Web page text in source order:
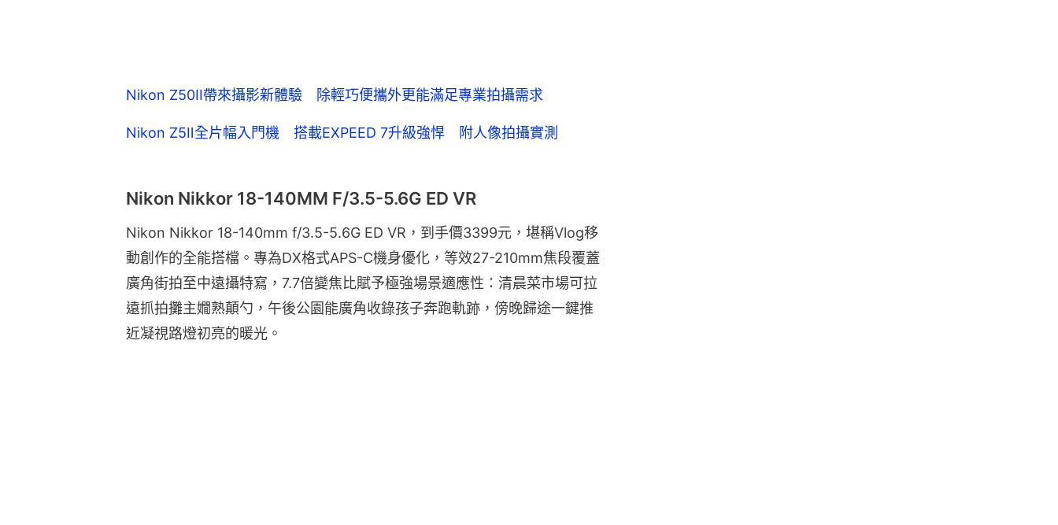
Nikon Z50II帶來攝影新體驗 除輕巧便攜外更能滿足專業拍攝需求
Nikon Z5Ⅱ全片幅入門機 搭載EXPEED 7升級強悍 附人像拍攝實測
Nikon Nikkor 18-140MM F/3.5-5.6G ED VR
Nikon Nikkor 18-140mm f/3.5-5.6G ED VR，到手價3399元，堪稱Vlog移
動創作的全能搭檔。專為DX格式APS-C機身優化，等效27-210mm焦段覆蓋
廣角街拍至中遠攝特寫，7.7倍變焦比賦予極強場景適應性：清晨菜市場可拉
遠抓拍攤主嫺熟顛勺，午後公園能廣角收錄孩子奔跑軌跡，傍晚歸途一鍵推
近凝視路燈初亮的暖光。